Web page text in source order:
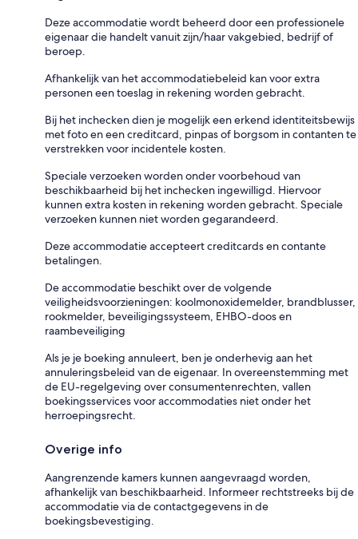
Deze accommodatie wordt beheerd door een professionele
eigenaar die handelt vanuit zijn/haar vakgebied, bedrijf of
beroep.
Afhankelijk van het accommodatiebeleid kan voor extra
personen een toeslag in rekening worden gebracht.
Bij het inchecken dien je mogelijk een erkend identiteitsbewijs
met foto en een creditcard, pinpas of borgsom in contanten te
verstrekken voor incidentele kosten.
Speciale verzoeken worden onder voorbehoud van
beschikbaarheid bij het inchecken ingewilligd. Hiervoor
kunnen extra kosten in rekening worden gebracht. Speciale
verzoeken kunnen niet worden gegarandeerd.
Deze accommodatie accepteert creditcards en contante
betalingen.
De accommodatie beschikt over de volgende
veiligheidsvoorzieningen: koolmonoxidemelder, brandblusser,
rookmelder, beveiligingssysteem, EHBO-doos en
raambeveiliging
Als je je boeking annuleert, ben je onderhevig aan het
annuleringsbeleid van de eigenaar. In overeenstemming met
de EU-regelgeving over consumentenrechten, vallen
boekingsservices voor accommodaties niet onder het
herroepingsrecht.
Overige info
Aangrenzende kamers kunnen aangevraagd worden,
afhankelijk van beschikbaarheid. Informeer rechtstreeks bij de
accommodatie via de contactgegevens in de
boekingsbevestiging.